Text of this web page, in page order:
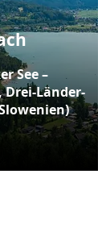
See –
Drei-Länder-